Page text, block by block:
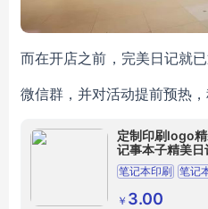
而在开店之前，完美日记就
微信群，并对活动提前预热，
定制印刷logo
记事本子精美日
笔记本印刷 笔记
记事本印刷
￥ 3.00